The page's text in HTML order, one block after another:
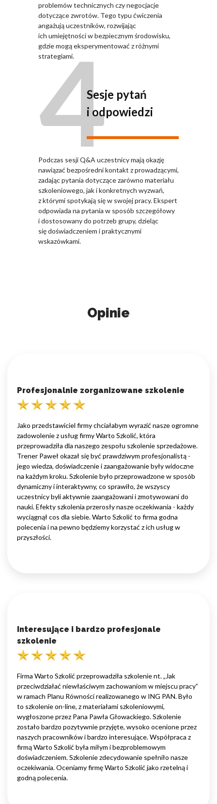
problemów technicznych czy negocjacje
dotyczące zwrotów. Tego typu ćwiczenia
angażują uczestników, rozwijając
ich umiejętności w bezpiecznym środowisku,
gdzie mogą eksperymentować z różnymi
strategiami.
4Sesje pytań
i odpowiedzi
Podczas sesji Q&A uczestnicy mają okazję
nawiązać bezpośredni kontakt z prowadzącymi,
zadając pytania dotyczące zarówno materiału
szkoleniowego, jak i konkretnych wyzwań,
z którymi spotykają się w swojej pracy. Ekspert
odpowiada na pytania w sposób szczegółowy
i dostosowany do potrzeb grupy, dzieląc
się doświadczeniem i praktycznymi
wskazówkami.
Opinie
Profesjonalnie zorganizowane szkolenie
Jako przedstawiciel firmy chciałabym wyrazić nasze ogromne
zadowolenie z usług firmy Warto Szkolić, która
przeprowadziła dla naszego zespołu szkolenie sprzedażowe.
Trener Paweł okazał się być prawdziwym profesjonalistą -
jego wiedza, doświadczenie i zaangażowanie były widoczne
na każdym kroku. Szkolenie było przeprowadzone w sposób
dynamiczny i interaktywny, co sprawiło, że wszyscy
uczestnicy byli aktywnie zaangażowani i zmotywowani do
nauki. Efekty szkolenia przerosły nasze oczekiwania - każdy
wyciągnął cos dla siebie. Warto Szkolić to firma godna
polecenia i na pewno będziemy korzystać z ich usług w
przyszłości.
Interesujące i bardzo profesjonale
szkolenie
Firma Warto Szkolić przeprowadziła szkolenie nt. „Jak
przeciwdziałać niewłaściwym zachowaniom w miejscu pracy”
w ramach Planu Równości realizowanego w ING PAN. Było
to szkolenie on-line, z materiałami szkoleniowymi,
wygłoszone przez Pana Pawła Głowackiego. Szkolenie
zostało bardzo pozytywnie przyjęte, wysoko ocenione przez
naszych pracowników i bardzo interesujące. Współpraca z
firmą Warto Szkolić była miłym i bezproblemowym
doświadczeniem. Szkolenie zdecydowanie spełniło nasze
oczekiwania. Oceniamy firmę Warto Szkolić jako rzetelną i
godną polecenia.